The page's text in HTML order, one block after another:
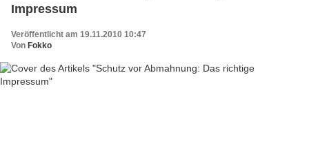
Impressum
Veröffentlicht am 19.11.2010 10:47
Von Fokko